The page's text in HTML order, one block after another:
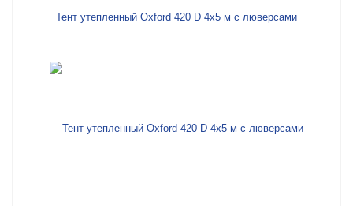
Тент утепленный Oxford 420 D 4х5 м с люверсами